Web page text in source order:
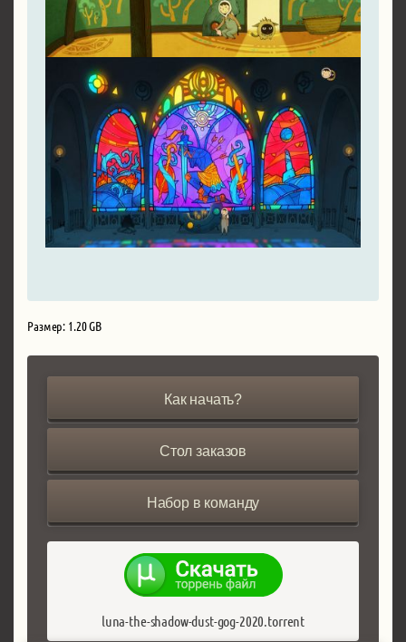
Размер: 1.20 GB
Как начать?
Стол заказов
Набор в команду
luna-the-shadow-dust-gog-2020.torrent